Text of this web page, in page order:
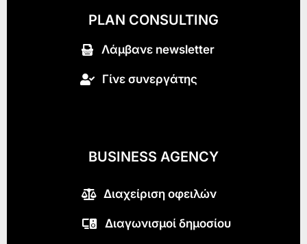
PLAN CONSULTING
Λάμβανε newsletter
Γίνε συνεργάτης
BUSINESS AGENCY
Διαχείριση οφειλών
Διαγωνισμοί δημοσίου